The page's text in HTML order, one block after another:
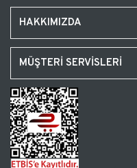
HAKKIMIZDA
MÜŞTERİ SERVİSLERİ